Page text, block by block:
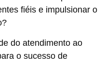
fiéis e impulsionar o
do atendimento ao
o sucesso de